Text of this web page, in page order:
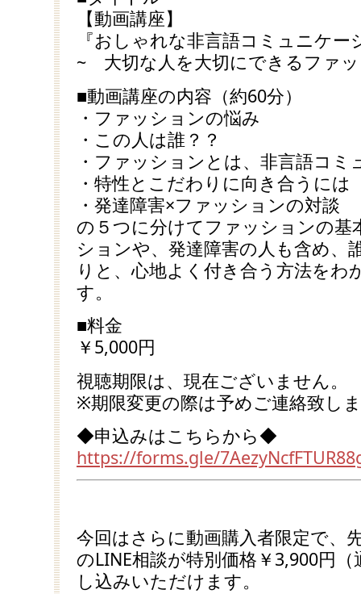
【動画講座】
『おしゃれな非言語コミュニケ
~ 大切な人を大切にできるファ
■動画講座の内容（約60分）
・ファッションの悩み
・この人は誰？？
・ファッションとは、非言語コミ
・特性とこだわりに向き合うには
・発達障害×ファッションの対談
の５つに分けてファッションの基
ションや、発達障害の人も含め、
りと、心地よく付き合う方法をわ
す。
■料金
￥5,000円
視聴期限は、現在ございません。
※期限変更の際は予めご連絡致し
◆申込みはこちらから◆
https://forms.gle/
今回はさらに動画購入者限定で、
のLINE相談が特別価格￥3,900円
し込みいただけます。